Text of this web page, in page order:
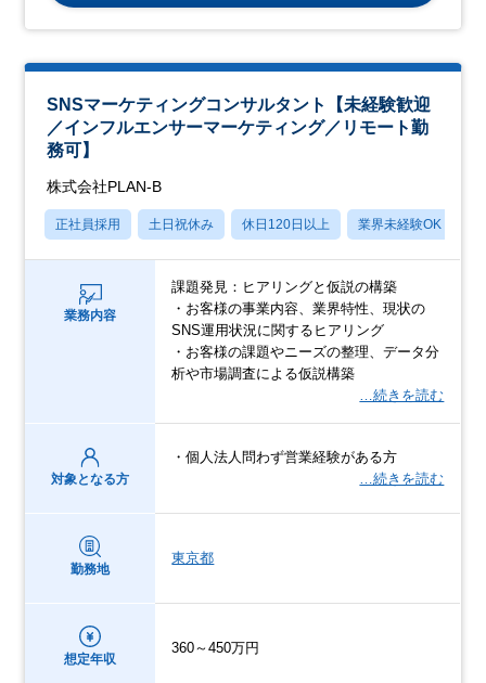
SNSマーケティングコンサルタント【未経験歓迎
／インフルエンサーマーケティング／リモート勤
務可】
株式会社PLAN-B
正社員採用 土日祝休み 休日120日以上 業界未経験OK
業務内容
課題発見：ヒアリングと仮説の構築
・お客様の事業内容、業界特性、現状の
SNS運用状況に関するヒアリング
・お客様の課題やニーズの整理、データ分
析や市場調査による仮説構築
…続きを読む
対象となる方
・個人法人問わず営業経験がある方
…続きを読む
勤務地
東京都
想定年収
360～450万円